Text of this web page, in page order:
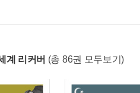
계 리커버 (총 86권 모두보기)